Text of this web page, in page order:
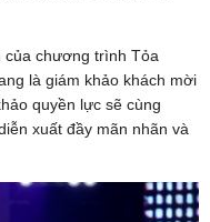
của chương trình Tỏa
là giám khảo khách mời
quyền lực sẽ cùng
xuất đầy mãn nhãn và